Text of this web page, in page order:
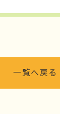
一覧へ戻る